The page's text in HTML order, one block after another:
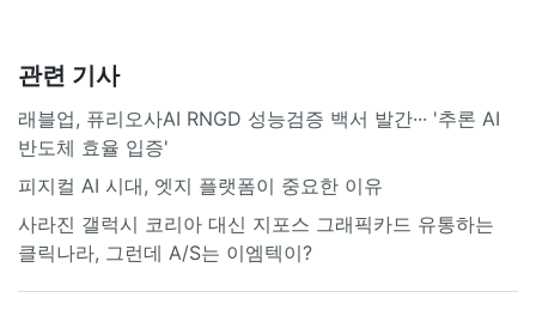
관련 기사
래블업, 퓨리오사AI RNGD 성능검증 백서 발간··· '추론 AI
반도체 효율 입증'
피지컬 AI 시대, 엣지 플랫폼이 중요한 이유
사라진 갤럭시 코리아 대신 지포스 그래픽카드 유통하는
클릭나라, 그런데 A/S는 이엠텍이?